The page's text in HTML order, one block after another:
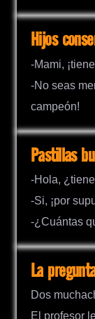
Hijos
-Mami,
-No seas
campeón!
Pastillas
-Hola,
-Si, ¡por
-¿Cuántas
La
Dos
El profesor